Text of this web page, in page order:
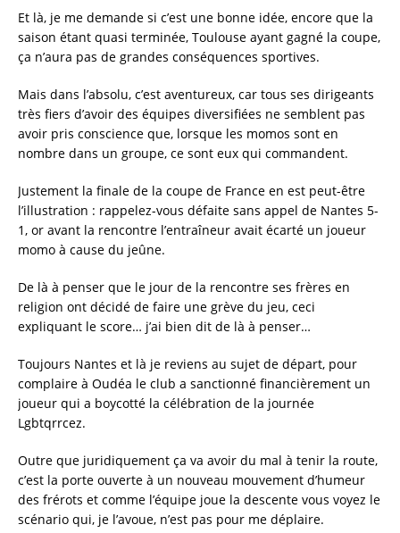
Et là, je me demande si c’est une bonne idée, encore que la
saison étant quasi terminée, Toulouse ayant gagné la coupe,
ça n’aura pas de grandes conséquences sportives.
Mais dans l’absolu, c’est aventureux, car tous ses dirigeants
très fiers d’avoir des équipes diversifiées ne semblent pas
avoir pris conscience que, lorsque les momos sont en
nombre dans un groupe, ce sont eux qui commandent.
Justement la finale de la coupe de France en est peut-être
l’illustration : rappelez-vous défaite sans appel de Nantes 5-
1, or avant la rencontre l’entraîneur avait écarté un joueur
momo à cause du jeûne.
De là à penser que le jour de la rencontre ses frères en
religion ont décidé de faire une grève du jeu, ceci
expliquant le score… j’ai bien dit de là à penser…
Toujours Nantes et là je reviens au sujet de départ, pour
complaire à Oudéa le club a sanctionné financièrement un
joueur qui a boycotté la célébration de la journée
Lgbtqrrcez.
Outre que juridiquement ça va avoir du mal à tenir la route,
c’est la porte ouverte à un nouveau mouvement d’humeur
des frérots et comme l’équipe joue la descente vous voyez le
scénario qui, je l’avoue, n’est pas pour me déplaire.